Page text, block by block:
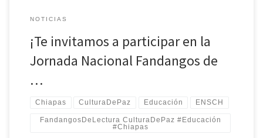
NOTICIAS
¡Te invitamos a participar en la
Jornada Nacional Fandangos de
…
Chiapas CulturaDePaz Educación ENSCH
FandangosDeLectura CulturaDePaz #Educación
#Chiapas